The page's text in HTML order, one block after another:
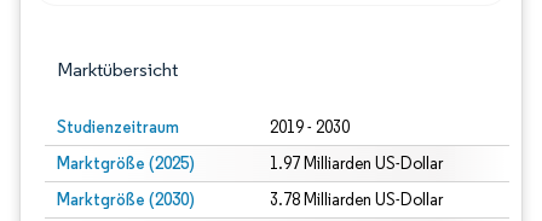
Marktübersicht
Studienzeitraum 2019 - 2030
Marktgröße (2025) 1.97 Milliarden US-Dollar
Marktgröße (2030) 3.78 Milliarden US-Dollar